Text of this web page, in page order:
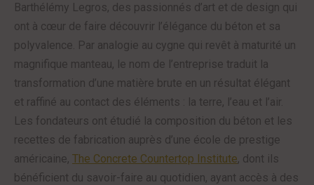
Barthélémy Legros, des passionnés d’art et de design qui
ont à cœur de faire découvrir l’élégance du béton et sa
polyvalence. Par analogie au cygne qui revêt à maturité un
magnifique manteau, le nom de l’entreprise traduit la
transformation d’une matière brute en un résultat élégant
et raffiné au contact des éléments : la terre, l’eau et l’air.
Les fondateurs ont étudié la composition du béton et les
recettes de fabrication auprès d’une école de prestige
américaine, The Concrete Countertop Institute, dont ils
bénéficient du savoir-faire au quotidien, ayant accès à des